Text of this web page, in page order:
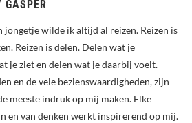
GASPER
jongetje wilde ik altijd al reizen. Reizen is
Reizen is delen. Delen wat je
je ziet en delen wat je daarbij voelt.
en de vele bezienswaardigheden, zijn
meeste indruk op mij maken. Elke
en van denken werkt inspirerend op mij.